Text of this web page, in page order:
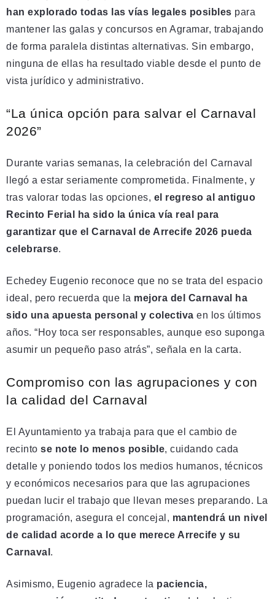
han explorado todas las vías legales posibles para
mantener las galas y concursos en Agramar, trabajando
de forma paralela distintas alternativas. Sin embargo,
ninguna de ellas ha resultado viable desde el punto de
vista jurídico y administrativo.
“La única opción para salvar el Carnaval
2026”
Durante varias semanas, la celebración del Carnaval
llegó a estar seriamente comprometida. Finalmente, y
tras valorar todas las opciones, el regreso al antiguo
Recinto Ferial ha sido la única vía real para
garantizar que el Carnaval de Arrecife 2026 pueda
celebrarse.
Echedey Eugenio reconoce que no se trata del espacio
ideal, pero recuerda que la mejora del Carnaval ha
sido una apuesta personal y colectiva en los últimos
años. “Hoy toca ser responsables, aunque eso suponga
asumir un pequeño paso atrás”, señala en la carta.
Compromiso con las agrupaciones y con
la calidad del Carnaval
El Ayuntamiento ya trabaja para que el cambio de
recinto se note lo menos posible, cuidando cada
detalle y poniendo todos los medios humanos, técnicos
y económicos necesarios para que las agrupaciones
puedan lucir el trabajo que llevan meses preparando. La
programación, asegura el concejal, mantendrá un nivel
de calidad acorde a lo que merece Arrecife y su
Carnaval .
Asimismo, Eugenio agradece la paciencia,